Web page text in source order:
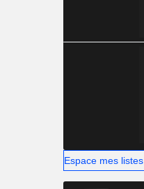
Espace mes listes